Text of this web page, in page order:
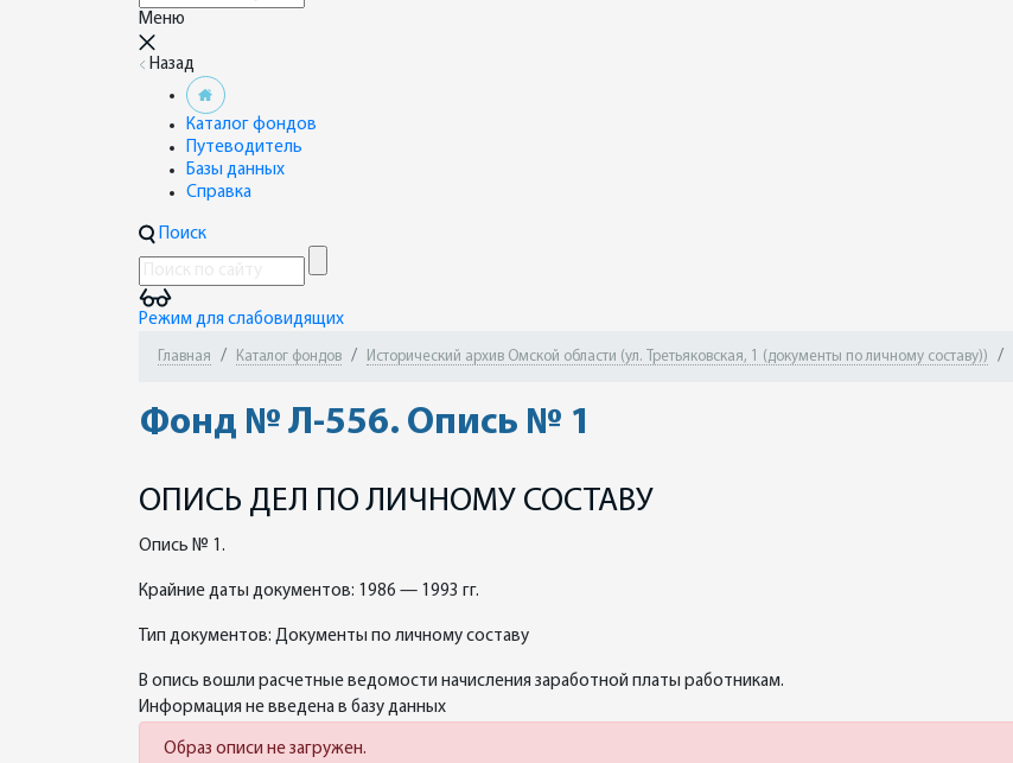
Меню
Назад
Каталог фондов
Путеводитель
Базы данных
Справка
Поиск
Режим для слабовидящих
Главная Каталог фондов Исторический архив Омской области (ул. Третьяковская, 1 (документы по личному составу))
Фонд № Л-556. Опись № 1
ОПИСЬ ДЕЛ ПО ЛИЧНОМУ СОСТАВУ
Опись № 1.
Крайние даты документов: 1986 — 1993 гг.
Тип документов: Документы по личному составу
В опись вошли расчетные ведомости начисления заработной платы работникам.
Информация не введена в базу данных
Образ описи не загружен.